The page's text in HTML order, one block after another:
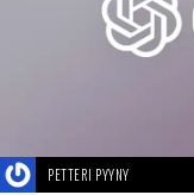
PETTERI PYYNY